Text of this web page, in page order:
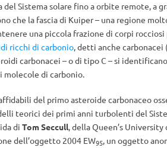
del Sistema solare fino a orbite remote, a
che la fascia di Kuiper – una regione
una piccola frazione di corpi
ricchi di carbonio, detti anche carbonacei
carbonacei – o di tipo C – si
molecole di carbonio.
del primo asteroide carbonaceo
teorici dei primi anni turbolenti del
di Tom Seccull, della Queen’s
dell’oggetto 2004 EW95, un oggetto